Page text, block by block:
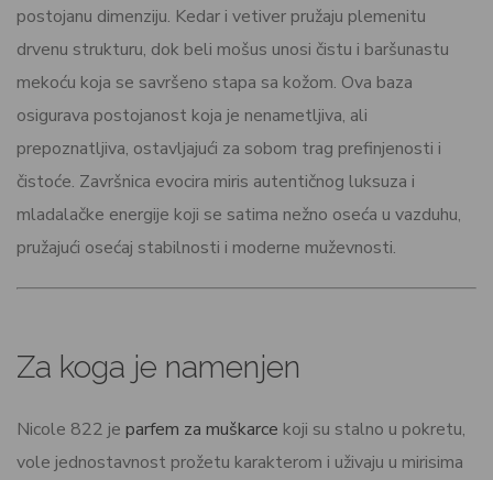
postojanu dimenziju. Kedar i vetiver pružaju plemenitu
drvenu strukturu, dok beli mošus unosi čistu i baršunastu
mekoću koja se savršeno stapa sa kožom. Ova baza
osigurava postojanost koja je nenametljiva, ali
prepoznatljiva, ostavljajući za sobom trag prefinjenosti i
čistoće. Završnica evocira miris autentičnog luksuza i
mladalačke energije koji se satima nežno oseća u vazduhu,
pružajući osećaj stabilnosti i moderne muževnosti.
Za koga je namenjen
Nicole 822 je parfem za muškarce koji su stalno u pokretu,
vole jednostavnost prožetu karakterom i uživaju u mirisima